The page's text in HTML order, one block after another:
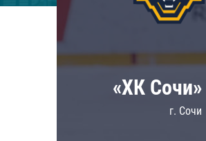
ЦСКА
«ХК Сочи»
г. Сочи